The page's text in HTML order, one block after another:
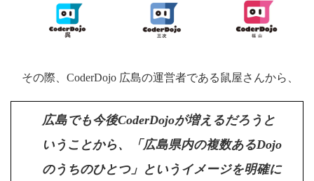
その際、CoderDojo 広島の運営者である鼠屋さんから、
広島でも今後CoderDojoが増えるだろうと
いうことから、「広島県内の複数あるDojo
のうちのひとつ」というイメージを明確に